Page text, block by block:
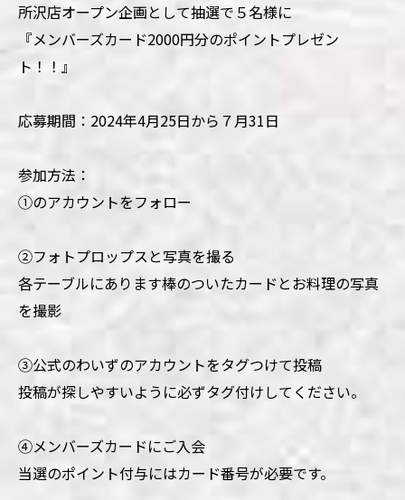
所沢店オープン企画として抽選で５名様に
『メンバーズカード2000円分のポイントプレゼン
ト！！』
応募期間：2024年4月25日から７月31日
参加方法：
①のアカウントをフォロー
②フォトプロップスと写真を撮る
各テーブルにあります棒のついたカードとお料理の写真
を撮影
③公式のわいずのアカウントをタグつけて投稿
投稿が探しやすいように必ずタグ付けしてください。
④メンバーズカードにご入会
当選のポイント付与にはカード番号が必要です。